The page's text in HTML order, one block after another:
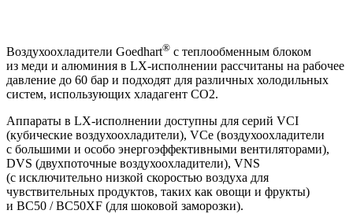
Воздухоохладители Goedhart® с теплообменным блоком
из меди и алюминия в LX-исполнении рассчитаны на рабочее
давление до 60 бар и подходят для различных холодильных
систем, использующих хладагент CO2.
Аппараты в LX-исполнении доступны для серий VCI
(кубические воздухоохладители), VCe (воздухоохладители
с большими и особо энергоэффективными вентиляторами),
DVS (двухпоточные воздухоохладители), VNS
(с исключительно низкой скоростью воздуха для
чувствительных продуктов, таких как овощи и фрукты)
и BC50 / BC50XF (для шоковой заморозки).